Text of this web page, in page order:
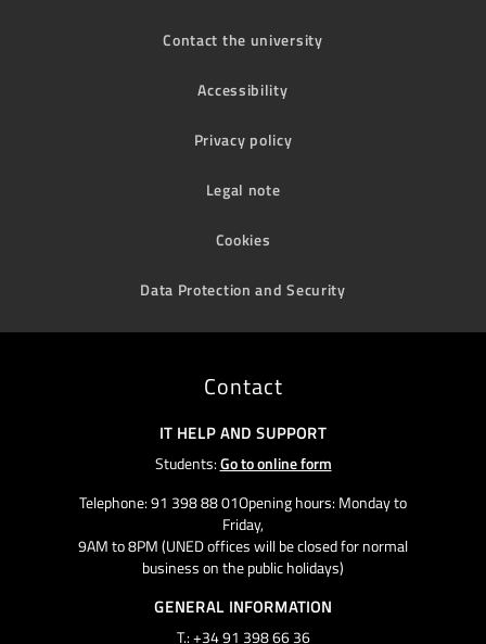
Contact the university
Accessibility
Privacy policy
Legal note
Cookies
Data Protection and Security
Contact
IT HELP AND SUPPORT
Students:Go to online form
Telephone: 91 398 88 01Opening hours: Monday to
Friday,
9AM to 8PM (UNED offices will be closed for normal
business on the public holidays)
GENERAL INFORMATION
T.: +34 91 398 66 36